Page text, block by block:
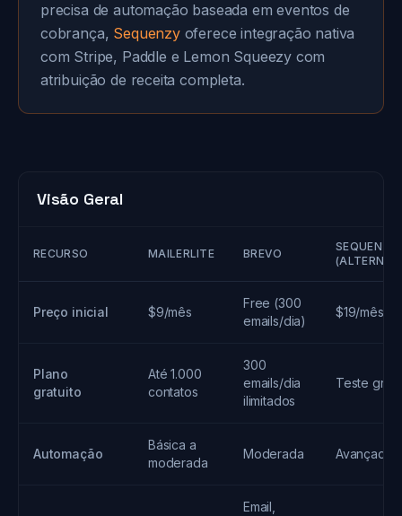
precisa de automação baseada em eventos de
cobrança, Sequenzyoferece integração nativa
com Stripe, Paddle e Lemon Squeezy com
atribuição de receita completa.
Visão Geral
RECURSO MAILERLITE BREVO
SEQUENZY
Preço inicial $9/mês
Free (300
emails/dia)
$19/mês
Plano
gratuito
Até 1.000
contatos
300
emails/dia
ilimitados
Teste
Automação
Básica a
moderada
Moderada Avançada
Email,